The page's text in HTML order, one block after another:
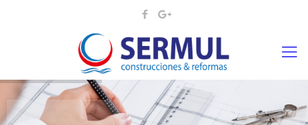
¡¡DAMOS VIDA A SUS